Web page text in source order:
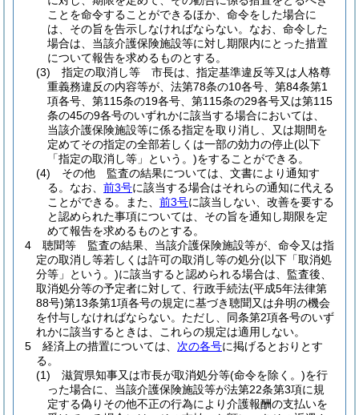
ことを命令することができるほか、命令をした場合に
は、その旨を告示しなければならない。 なお、命令した
場合は、当該介護保険施設等に対し期限内にとった措置
について報告を求めるものとする。
(3)
指定の取消し等 市長は、指定基準違反等又は人格尊
重義務違反の内容等が、法第78条の10各号、第84条第1
項各号、第115条の19各号、第115条の29各号又は第115
条の45の9各号のいずれかに該当する場合においては、
当該介護保険施設等に係る指定を取り消し、又は期間を
定めてその指定の全部若しくは一部の効力の停止(以下
「指定の取消し等」という。)をすることができる。
(4)
その他 監査の結果については、文書により通知す
る。 なお、 前3号に該当する場合はそれらの通知に代える
ことができる。
また、 前3号に該当しない、改善を要する
と認められた事項については、その旨を通知し期限を定
めて報告を求めるものとする。
4
聴聞等 監査の結果、当該介護保険施設等が、命令又は指
定の取消し等若しくは許可の取消し等の処分(以下「取消処
分等」という。)に該当すると認められる場合は、監査後、
取消処分等の予定者に対して、行政手続法(平成5年法律第
88号)第13条第1項各号の規定に基づき聴聞又は弁明の機会
を付与しなければならない。 ただし、同条第2項各号のいず
れかに該当するときは、これらの規定は適用しない。
5
経済上の措置については、 次の各号に掲げるとおりとす
る。
(1)
滋賀県知事又は市長が取消処分等(命令を除く。)を行
った場合に、当該介護保険施設等が法第22条第3項に規
定する偽りその他不正の行為により介護報酬の支払いを